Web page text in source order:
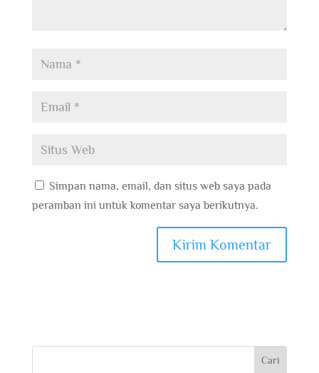
Simpan nama, email, dan situs web saya pada
peramban ini untuk komentar saya berikutnya.
Cari